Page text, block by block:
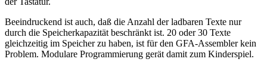
Beeindruckend ist auch, daß die Anzahl der ladbaren Texte nur
durch die Speicherkapazität beschränkt ist. 20 oder 30 Texte
gleichzeitig im Speicher zu haben, ist für den GFA-Assembler kein
Problem. Modulare Programmierung gerät damit zum Kinderspiel.